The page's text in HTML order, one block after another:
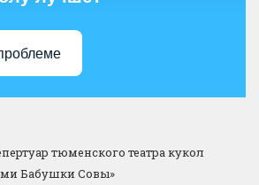
тюменского театра кукол
Бабушки Совы»